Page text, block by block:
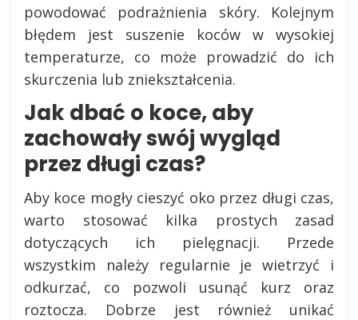
powodować podrażnienia skóry. Kolejnym
błędem jest suszenie koców w wysokiej
temperaturze, co może prowadzić do ich
skurczenia lub zniekształcenia.
Jak dbać o koce, aby
zachowały swój wygląd
przez długi czas?
Aby koce mogły cieszyć oko przez długi czas,
warto stosować kilka prostych zasad
dotyczących ich pielęgnacji. Przede
wszystkim należy regularnie je wietrzyć i
odkurzać, co pozwoli usunąć kurz oraz
roztocza. Dobrze jest również unikać